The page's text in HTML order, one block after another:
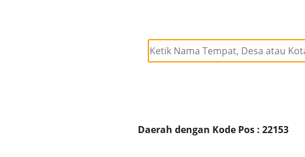
Daerah dengan Kode Pos : 22153